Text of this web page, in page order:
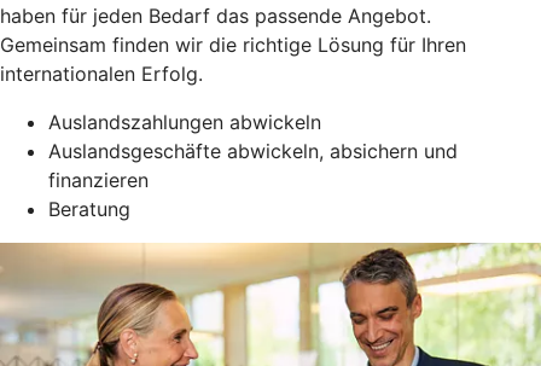
haben für jeden Bedarf das passende Angebot.
Gemeinsam finden wir die richtige Lösung für Ihren
internationalen Erfolg.
Auslandszahlungen abwickeln
Auslandsgeschäfte abwickeln, absichern und
finanzieren
Beratung